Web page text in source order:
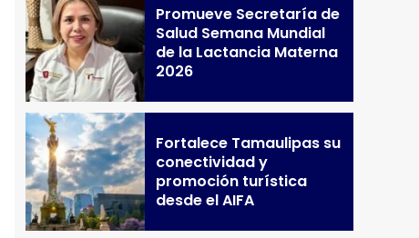
Promueve Secretaría de
Salud Semana Mundial
de la Lactancia Materna
2026
Fortalece Tamaulipas su
conectividad y
promoción turística
desde el AIFA